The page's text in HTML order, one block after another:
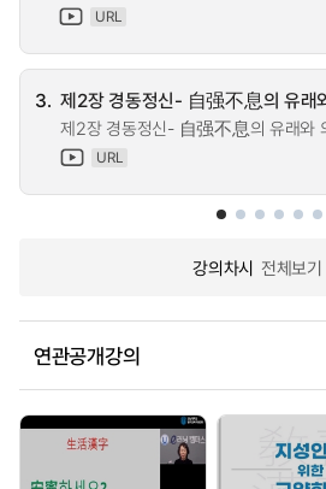
URL
3. 제2장 경동정신- 自强不息의 유래
제2장 경동정신- 自强不息의 유래와
URL
강의차시 전체보기
연관공개강의